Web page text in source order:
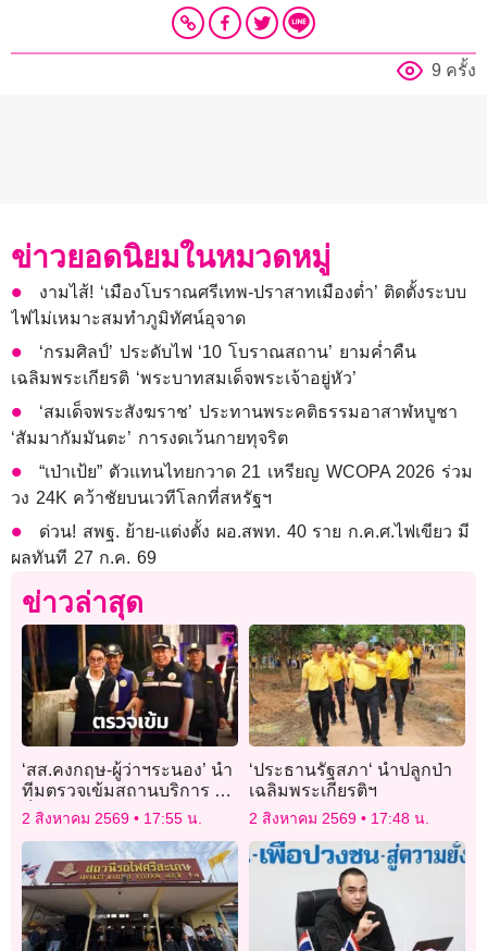
9 ครั้ง
ข่าวยอดนิยมในหมวดหมู่
งามไส้! ‘เมืองโบราณศรีเทพ-ปราสาทเมืองต่ำ’ ติดตั้งระบบ
ไฟไม่เหมาะสมทำภูมิทัศน์อุจาด
‘กรมศิลป์’ ประดับไฟ ‘10 โบราณสถาน’ ยามค่ำคืน
เฉลิมพระเกียรติ ‘พระบาทสมเด็จพระเจ้าอยู่หัว’
‘สมเด็จพระสังฆราช’ ประทานพระคติธรรมอาสาฬหบูชา
‘สัมมากัมมันตะ’ การงดเว้นกายทุจริต
“เป่าเป้ย” ตัวแทนไทยกวาด 21 เหรียญ WCOPA 2026 ร่วม
วง 24K คว้าชัยบนเวทีโลกที่สหรัฐฯ
ด่วน! สพฐ. ย้าย-แต่งตั้ง ผอ.สพท. 40 ราย ก.ค.ศ.ไฟเขียว มี
ผลทันที 27 ก.ค. 69
ข่าวล่าสุด
‘สส.คงกฤษ-ผู้ว่าฯระนอง’ นำ
ทีมตรวจเข้มสถานบริการ ขัน
น็อตระบบความปลอดภัยรับ
2 สิงหาคม 2569 17:55 น.
‘ประธานรัฐสภา‘ นำปลูกป่า
เฉลิมพระเกียรติฯ
2 สิงหาคม 2569 17:48 น.